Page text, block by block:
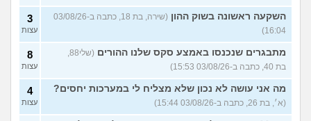
השקעה ראשונה בשוק ההון
(שירה, בת 18, כתבה ב-03/08/26
16:04)
3
עצות
מתבגרים שנכנסו באמצע סקס שלנו ההורים
בת 40, כתבה ב-03/08/26 15:53)
8
עצות
מה אני עושה לא נכון שלא מצליח לי במערכות יחסים?
(א׳, בת 26, כתבה ב-03/08/26 15:44)
4
עצות